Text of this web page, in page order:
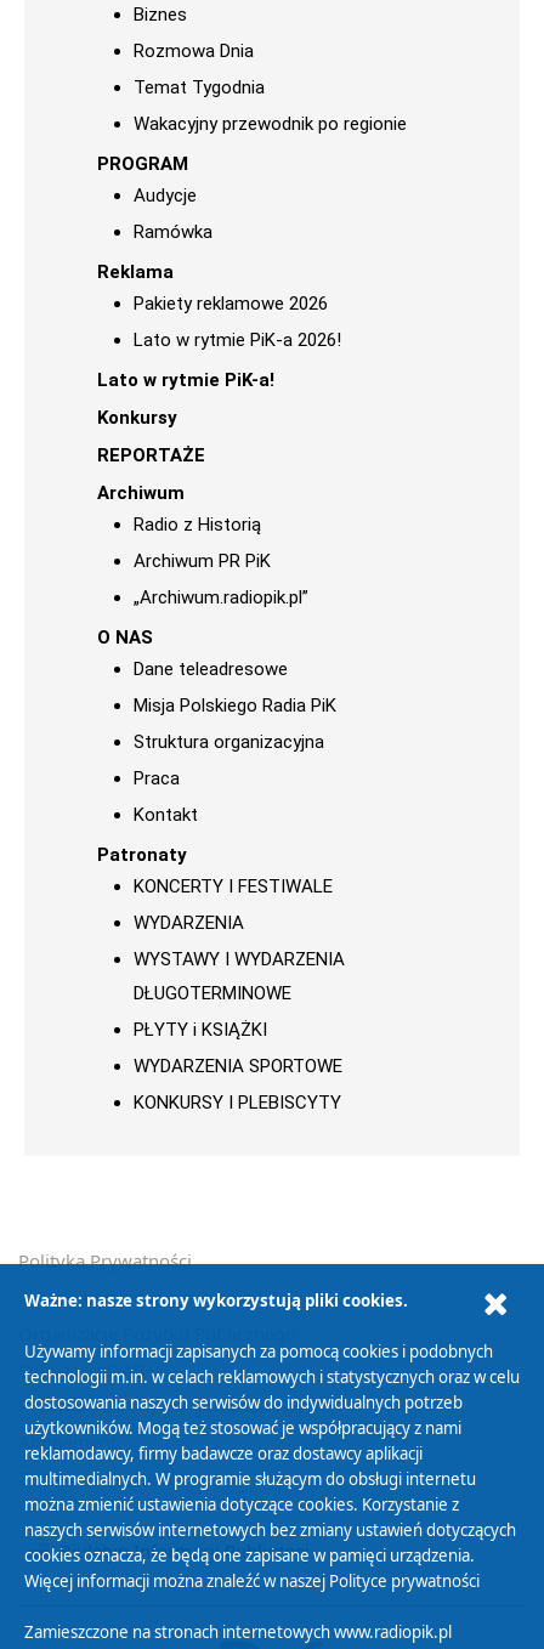
Biznes
Rozmowa Dnia
Temat Tygodnia
Wakacyjny przewodnik po regionie
PROGRAM
Audycje
Ramówka
Reklama
Pakiety reklamowe 2026
Lato w rytmie PiK-a 2026!
Lato w rytmie PiK-a!
Konkursy
REPORTAŻE
Archiwum
Radio z Historią
Archiwum PR PiK
„Archiwum.radiopik.pl”
O NAS
Dane teleadresowe
Misja Polskiego Radia PiK
Struktura organizacyjna
Praca
Kontakt
Patronaty
KONCERTY I FESTIWALE
WYDARZENIA
WYSTAWY I WYDARZENIA
DŁUGOTERMINOWE
PŁYTY i KSIĄŻKI
WYDARZENIA SPORTOWE
KONKURSY I PLEBISCYTY
Polityka Prywatności
Zasady korzystania z Serwisu
Cyfryzacja DAB+
Polityka ochrony danych osobowych
Abonament
Zamówienia publiczne
Biuletyn Informacji Publicznej
Ważne: nasze strony wykorzystują pliki cookies.
Używamy informacji zapisanych za pomocą cookies i podobnych
technologii m.in. w celach reklamowych i statystycznych oraz w celu
dostosowania naszych serwisów do indywidualnych potrzeb
użytkowników. Mogą też stosować je współpracujący z nami
reklamodawcy, firmy badawcze oraz dostawcy aplikacji
multimedialnych. W programie służącym do obsługi internetu
można zmienić ustawienia dotyczące cookies. Korzystanie z
naszych serwisów internetowych bez zmiany ustawień dotyczących
cookies oznacza, że będą one zapisane w pamięci urządzenia.
Więcej informacji można znaleźć w naszej Polityce prywatności
Zamieszczone na stronach internetowych www.radiopik.pl